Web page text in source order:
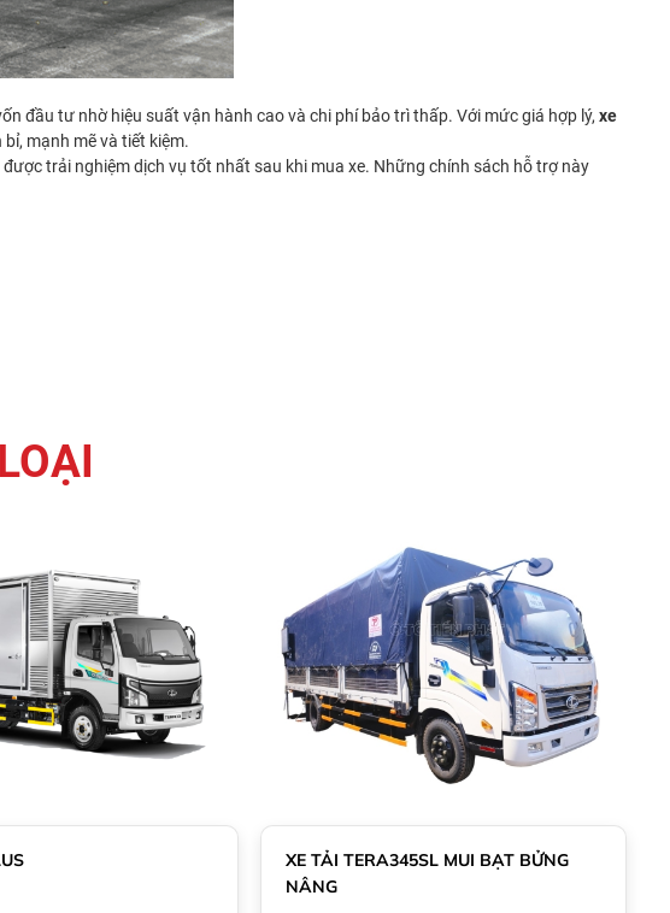
đầu tư nhờ hiệu suất vận hành cao và chi phí bảo trì thấp. Với mức giá hợp lý, xe
mạnh mẽ và tiết kiệm.
trải nghiệm dịch vụ tốt nhất sau khi mua xe. Những chính sách hỗ trợ này
XE TẢI TERA345SL MUI BẠT BỬNG
NÂNG